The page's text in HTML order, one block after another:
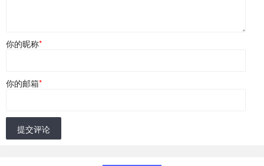
你的昵称*
你的邮箱*
提交评论